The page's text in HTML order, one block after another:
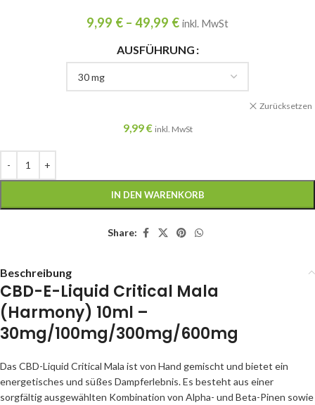
9,99 € – 49,99 € inkl. MwSt
AUSFÜHRUNG
Zurücksetzen
9,99€ inkl. MwSt
IN DEN WARENKORB
Share:
Beschreibung
CBD-E-Liquid Critical Mala
(Harmony) 10ml –
30mg/100mg/300mg/600mg
Das CBD-Liquid Critical Mala ist von Hand gemischt und bietet ein
energetisches und süßes Dampferlebnis. Es besteht aus einer
sorgfältig ausgewählten Kombination von Alpha- und Beta-Pinen sowie